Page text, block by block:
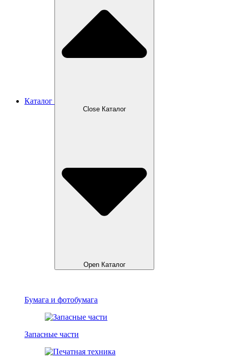
Каталог
Close Каталог
Open Каталог
Бумага и фотобумага
Запасные части